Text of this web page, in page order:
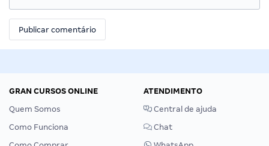
GRAN CURSOS ONLINE
Quem Somos
Como Funciona
ATENDIMENTO
Central de ajuda
Chat